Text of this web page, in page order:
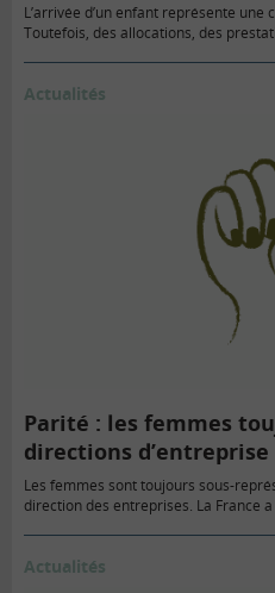
L’arrivée d’un enfant représente
Toutefois, des allocations, des
Actualités
Parité : les femmes
directions d’entreprise
Les femmes sont toujours sous-
direction des entreprises. La France
Actualités